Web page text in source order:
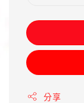
分享